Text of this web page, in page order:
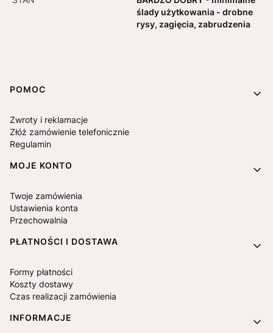
ślady użytkowania - drobne
rysy, zagięcia, zabrudzenia
Linki w stopce
POMOC
Zwroty i reklamacje
Złóż zamówienie telefonicznie
Regulamin
MOJE KONTO
Twoje zamówienia
Ustawienia konta
Przechowalnia
PŁATNOŚCI I DOSTAWA
Formy płatności
Koszty dostawy
Czas realizacji zamówienia
INFORMACJE